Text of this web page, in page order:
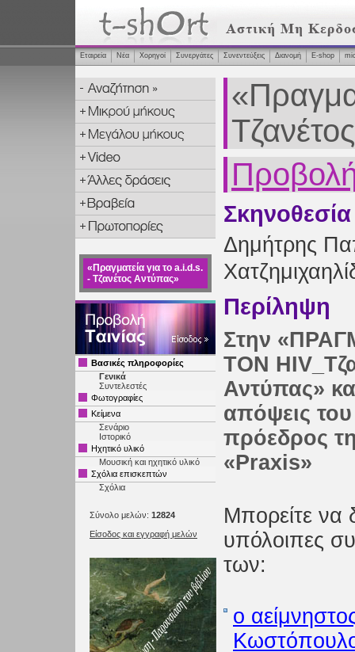
Εταιρεία Νέα Χορηγοί Συνεργάτες Συνεντεύξεις Διανομή Ε-shop
«Πραγματεία για το a.i.d.s.
- Τζανέτος Αντύπας»
Βασικές πληροφορίες
Γενικά
Συντελεστές
Φωτογραφίες
Κείμενα
Σενάριο
Ιστορικό
Ηχητικό υλικό
Μουσική και ηχητικό υλικό
Σχόλια επισκεπτών
Σχόλια
Σύνολο μελών: 12824
Είσοδος και εγγραφή μελών
Σκηνοθεσία
Δημήτρης
Περίληψη
Στην
ΤΟΝ
Αντύπας»
απόψεις
πρόεδρος
«Praxis»
Μπορείτε να
υπόλοιπες
των:
ο